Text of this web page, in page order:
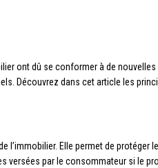
ont dû se conformer à de
Découvrez dans cet article les
l’immobilier. Elle permet de
par le consommateur si le